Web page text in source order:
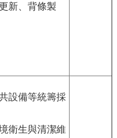
新、背條製
設備等統籌採
衛生與清潔維